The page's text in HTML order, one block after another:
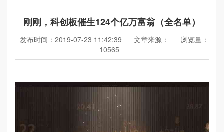
刚刚，科创板催生124个亿万富翁（全名单）
发布时间：2019-07-23 11:42:39 文章来源：
浏览量：
10565